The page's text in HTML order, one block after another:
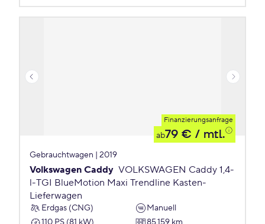
Finanzierungsanfrage
ab79 € / mtl.
Gebrauchtwagen | 2019
Volkswagen Caddy VOLKSWAGEN Caddy 1,4-
l-TGI BlueMotion Maxi Trendline Kasten-
Lieferwagen
Erdgas (CNG)
Manuell